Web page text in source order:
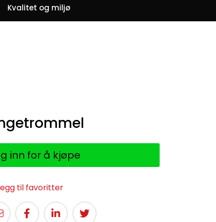
Om oss
Kvalitet og miljø
inn for å kjøpe
til favoritter